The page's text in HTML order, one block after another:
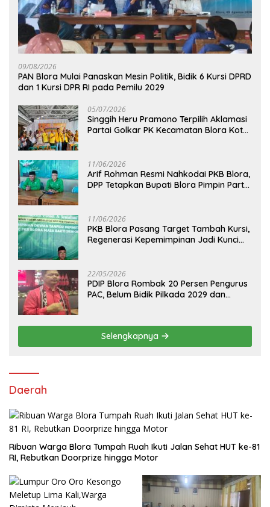
09/08/2026
‎PAN Blora Mulai Panaskan Mesin Politik, Bidik 6 Kursi DPRD
dan 1 Kursi DPR RI pada Pemilu 2029
05/07/2026
Singgih Heru Pramono Terpilih Aklamasi
Partai Golkar PK Kecamatan Blora Kota,
11/06/2026
Arif Rohman Resmi Nahkodai PKB Blora,
DPP Tetapkan Bupati Blora Pimpin Partai
11/06/2026
PKB Blora Pasang Target Tambah Kursi,
Regenerasi Kepemimpinan Jadi Kunci
22/05/2026
PDIP Blora Rombak 20 Persen Pengurus
PAC, Belum Bidik Pilkada 2029 dan
Selengkapnya
Daerah
Ribuan Warga Blora Tumpah Ruah Ikuti Jalan Sehat HUT ke-81
RI, Rebutkan Doorprize hingga Motor